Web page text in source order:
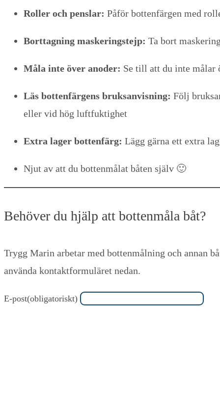
Roller och penslar: Påför bottenfärgen med
Borttagning maskeringstejp: Ta bort
Måla inte över anoder: Se till att du inte målar
Läs bottenfärgens bruksanvisning: Följ
eller vid hög luftfuktighet
Extra lager bottenfärg: Lägg gärna ett extra
Njut av att du bottenmålat båten själv 🙂
Behöver du hjälp att bottenmåla båt?
Trygg Marin arbetar med bottenmålning och annan
använda kontaktformuläret nedan.
E-post(obligatoriskt)